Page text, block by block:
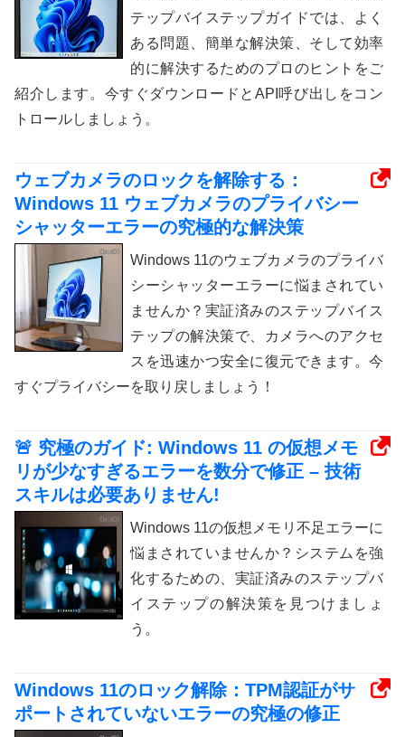
テップバイステップガイドでは、よく
ある問題、簡単な解決策、そして効率
的に解決するためのプロのヒントをご
紹介します。今すぐダウンロードとAPI呼び出しをコン
トロールしましょう。
ウェブカメラのロックを解除する：
Windows 11 ウェブカメラのプライバシー
シャッターエラーの究極的な解決策
Windows 11のウェブカメラのプライバ
シーシャッターエラーに悩まされてい
ませんか？実証済みのステップバイス
テップの解決策で、カメラへのアクセ
スを迅速かつ安全に復元できます。今
すぐプライバシーを取り戻しましょう！
🚨 究極のガイド: Windows 11 の仮想メモ
リが少なすぎるエラーを数分で修正 – 技術
スキルは必要ありません!
Windows 11の仮想メモリ不足エラーに
悩まされていませんか？システムを強
化するための、実証済みのステップバ
イステップの解決策を見つけましょ
う。
Windows 11のロック解除：TPM認証がサ
ポートされていないエラーの究極の修正